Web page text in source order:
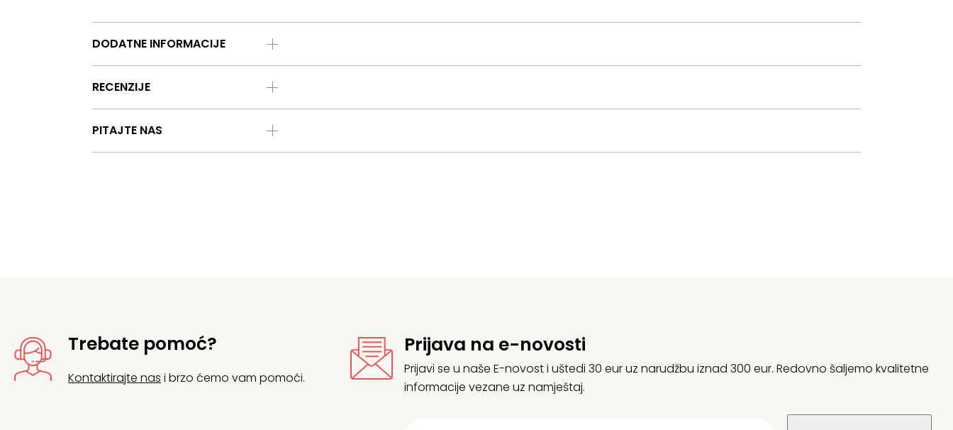
DODATNE INFORMACIJE
RECENZIJE
PITAJTE NAS
Trebate pomoć?
Kontaktirajte nas i brzo ćemo vam pomoći.
Prijava na e-novosti
Prijavi se u naše E-novost i uštedi 30 eur uz narudžbu iznad 300 eur. Redovno šaljemo kvalitetne
informacije vezane uz namještaj.